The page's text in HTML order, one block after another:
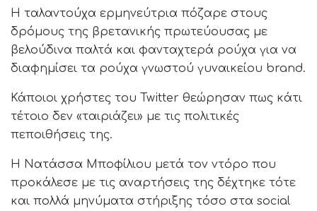
Η ταλαντούχα ερμηνεύτρια πόζαρε στους
δρόμους της βρετανικής πρωτεύουσας με
βελούδινα παλτά και φανταχτερά ρούχα για να
διαφημίσει τα ρούχα γνωστού γυναικείου brand.
Κάποιοι χρήστες του Twitter θεώρησαν πως κάτι
τέτοιο δεν «ταιριάζει» με τις πολιτικές
πεποιθήσεις της.
Η Νατάσσα Μποφίλιου μετά τον ντόρο που
προκάλεσε με τις αναρτήσεις της δέχτηκε τότε
και πολλά μηνύματα στήριξης τόσο στα social